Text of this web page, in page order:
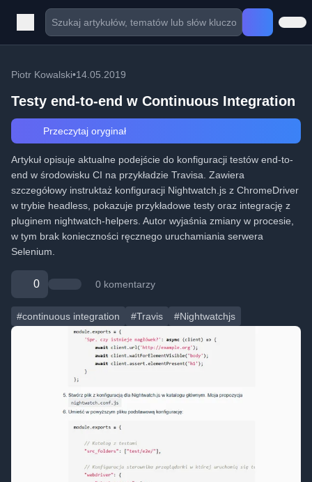
Piotr Kowalski•14.05.2019
Testy end-to-end w Continuous Integration
Przeczytaj oryginał
Artykuł opisuje aktualne podejście do konfiguracji testów end-to-
end w środowisku CI na przykładzie Travisa. Zawiera
szczegółowy instruktaż konfiguracji Nightwatch.js z ChromeDriver
w trybie headless, pokazuje przykładowe testy oraz integrację z
pluginem nightwatch-helpers. Autor wyjaśnia zmiany w procesie,
w tym brak konieczności ręcznego uruchamiania serwera
Selenium.
0 0 komentarzy
#continuous integration #Travis #Nightwatchjs